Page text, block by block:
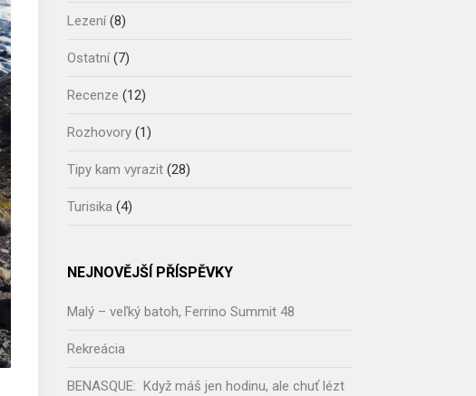
Lezení(8)
Ostatní(7)
Recenze (12)
Rozhovory(1)
Tipy kam vyrazit(28)
Turisika(4)
NEJNOVĚJŠÍ PŘÍSPĚVKY
Malý – veľký batoh, Ferrino Summit 48
Rekreácia
BENASQUE: Když máš jen hodinu, ale chuť lézt